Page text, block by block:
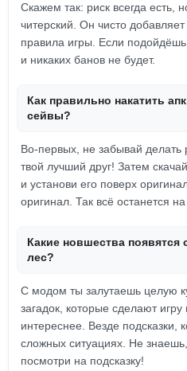
Скажем так: риск всегда есть,
читерский. Он чисто
правила игры. Если
и никаких банов не будет.
Как правильно накатить
сейвы?
Во-первых, не забывай
твой лучший друг! Затем
и установи его поверх
оригинал. Так всё останется
Какие новшества появятся
лес?
С модом ты залутаешь целую
загадок, которые сделают
интереснее. Везде подсказки,
сложных ситуациях. Не
посмотри на подсказку!